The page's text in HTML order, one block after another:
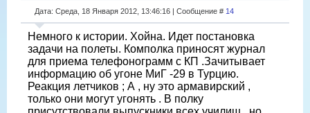
Дата: Среда, 18 Января 2012, 13:46:16 | Сообщение # 14
Немного к истории. Хойна. Идет постановка
задачи на полеты. Комполка приносят журнал
для приема телефонограмм с КП .Зачитывает
информацию об угоне МиГ -29 в Турцию.
Реакция летчиков ; А , ну это армавирский ,
только они могут угонять . В полку